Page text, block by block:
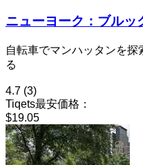
ニューヨーク：ブルッ
自転車でマンハッタンを
る
4.7 (3)
Tiqets最安価格：
$19.05